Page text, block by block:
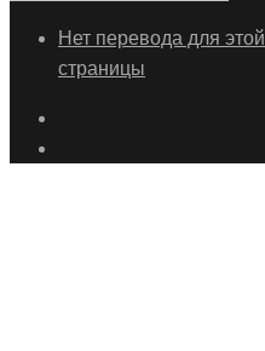
Нет перевода для этой
страницы